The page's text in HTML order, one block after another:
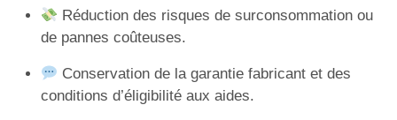
Réduction des risques de surconsommation ou
de pannes coûteuses.
Conservation de la garantie fabricant et des
conditions d’éligibilité aux aides.